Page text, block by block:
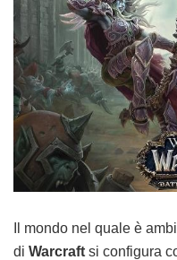
Il mondo nel quale è
di Warcraft si configura